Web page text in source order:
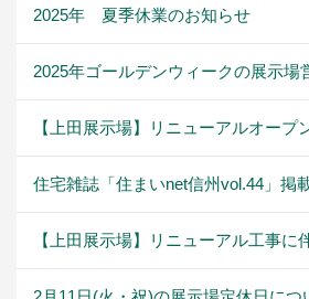
2025年 夏季休業のお知らせ
2025年ゴールデンウィークの展示場
【上田展示場】リニューアルオープ
住宅雑誌「住まいnet信州vol.44」掲
【上田展示場】リニューアル工事に